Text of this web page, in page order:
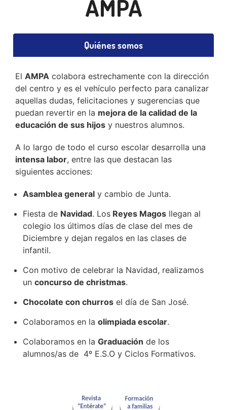
AMPA
Quiénes somos
El AMPA colabora estrechamente con la dirección
del centro y es el vehículo perfecto para canalizar
aquellas dudas, felicitaciones y sugerencias que
puedan revertir en la mejora de la calidad de la
educación de sus hijos y nuestros alumnos.
A lo largo de todo el curso escolar desarrolla una
intensa labor, entre las que destacan las
siguientes acciones:
Asamblea general y cambio de Junta.
Fiesta de Navidad. Los Reyes Magos llegan al
colegio los últimos días de clase del mes de
Diciembre y dejan regalos en las clases de
infantil.
Con motivo de celebrar la Navidad, realizamos
un concurso de christmas.
Chocolate con churros el día de San José.
Colaboramos en la olimpiada escolar.
Colaboramos en la Graduación de los
alumnos/as de 4º E.S.O y Ciclos Formativos.